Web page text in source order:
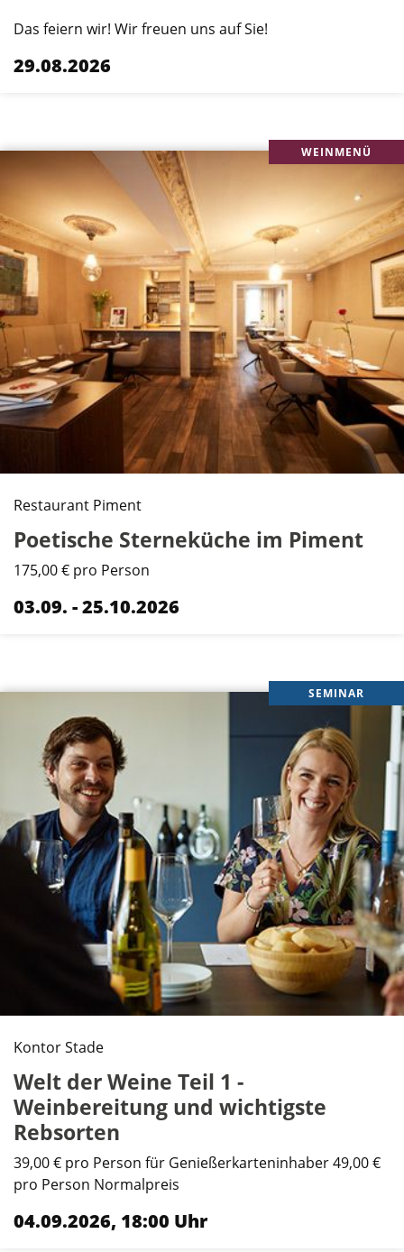
Das feiern wir! Wir freuen uns auf Sie!
29.08.2026
WEINMENÜ
Restaurant Piment
Poetische Sterneküche im Piment
175,00 € pro Person
03.09. - 25.10.2026
SEMINAR
Kontor Stade
Welt der Weine Teil 1 -
Weinbereitung und wichtigste
Rebsorten
39,00 € pro Person für Genießerkarteninhaber 49,00 €
pro Person Normalpreis
04.09.2026, 18:00 Uhr